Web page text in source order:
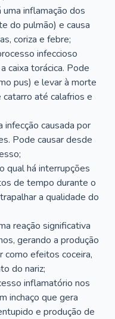
inflamação dos
do pulmão) e causa
coriza e febre;
infeccioso
caixa torácica. Pode
pus) e levar à morte
até calafrios e
infecção causada por
Pode causar desde
qual há interrupções
de tempo durante o
a qualidade do
reação significativa
gerando a produção
como efeitos coceira,
do nariz;
inflamatório nos
inchaço que gera
e produção de